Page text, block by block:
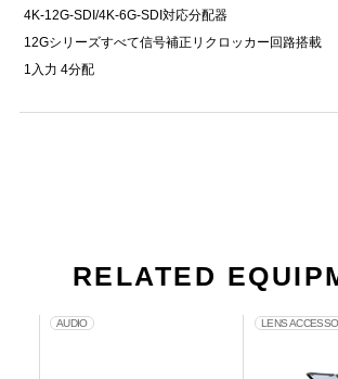
4K-12G-SDI/4K-6G-SDI対応分配器
12Gシリーズすべて信号補正リクロッカー回路搭載
1入力 4分配
RELATED
AUDIO LENS